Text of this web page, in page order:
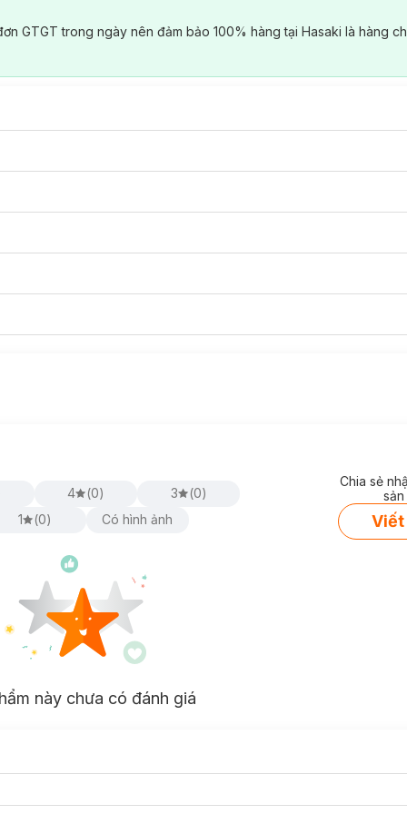
GTGT trong ngày nên đảm bảo 100% hàng tại Hasaki là hàng
4 (0) 3 (0)
1
(0) Có hình ảnh
Chia sẻ
Viết
này chưa có đánh giá